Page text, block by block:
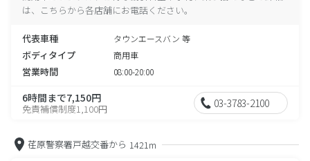
は、こちらから各店舗にお電話ください。
代表車種 タウンエースバン 等
ボディタイプ 商用車
営業時間 08:00-20:00
6時間まで7,150円
免責補償制度1,100円 03-3783-2100
荏原警察署戸越交番から 1421m